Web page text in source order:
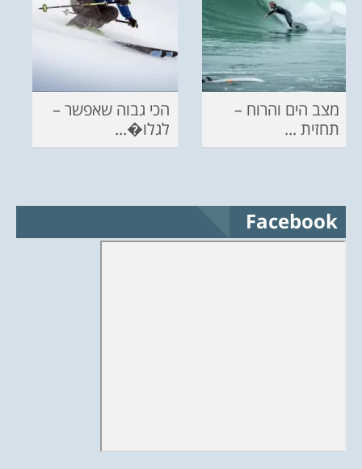
מצב הים והרוח –
תחזית ...
הכי גבוה שאפשר –
לגלו�...
Facebook